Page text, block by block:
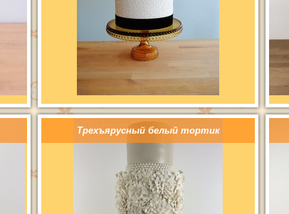
Трехъярусный белый тортик